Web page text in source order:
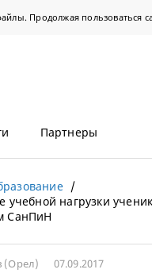
Продолжая пользоваться
Партнеры
учебной нагрузки
СанПиН
(Орел) 07.09.2017